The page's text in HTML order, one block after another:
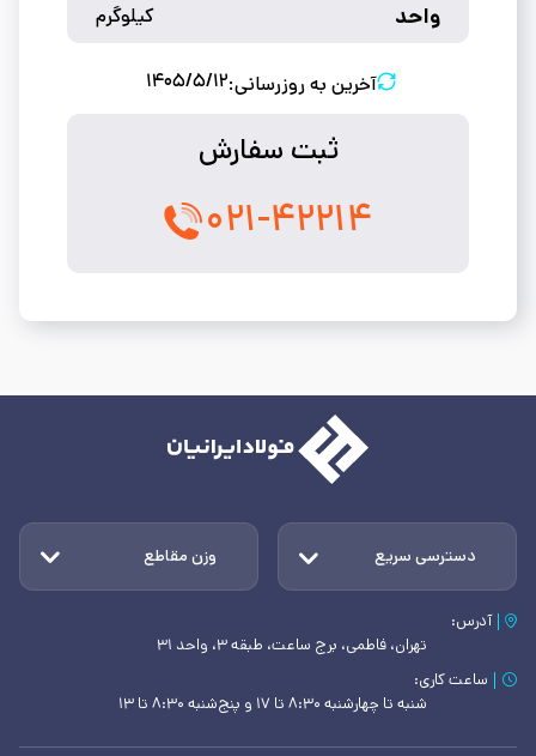
واحد کیلوگرم
آخرین به روزرسانی:۱۴۰۵/۵/۱۲
ثبت سفارش
۰۲۱-۴۲۲۱۴
دسترسی سریع وزن مقاطع
آدرس:
تهران، فاطمی، برج ساعت، طبقه ۳، واحد ۳۱
ساعت کاری:
شنبه تا چهارشنبه ۸:۳۰ تا ۱۷ و پنج‌شنبه ۸:۳۰ تا ۱۳